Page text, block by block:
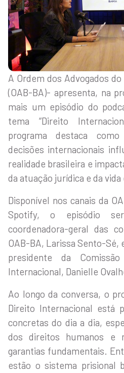
A Ordem dos Advogados
(OAB-BA)- apresenta, na
mais um episódio do
tema “Direito
programa destaca
decisões internacionais
realidade brasileira e
da atuação jurídica e da
Disponível nos canais da
Spotify, o episódio
coordenadora-geral das
OAB-BA, Larissa Sento-Sé,
presidente da
Internacional, Danielle
Ao longo da conversa, o
Direito Internacional está
concretas do dia a dia,
dos direitos humanos e
garantias fundamentais.
estão o sistema prisional